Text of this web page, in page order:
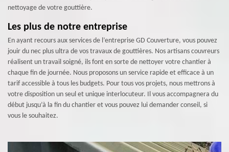
nettoyage de votre gouttière.
Les plus de notre entreprise
En ayant recours aux services de l’entreprise GD Couverture, vous pouvez
jouir du nec plus ultra de vos travaux de gouttières. Nos artisans couvreurs
réalisent un travail soigné, ils font en sorte de nettoyer votre chantier à
chaque fin de journée. Nous proposons un service rapide et efficace à un
tarif accessible à tous les budgets. Pour tous vos projets, nous mettrons à
votre disposition un seul et unique interlocuteur. Il vous accompagnera du
début jusqu’à la fin du chantier et vous pouvez lui demander conseil, si
vous le souhaitez.